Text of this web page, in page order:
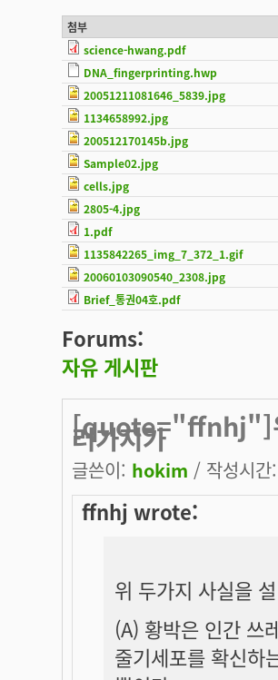
첨부
science-hwang.pdf
DNA_fingerprinting.hwp
20051211081646_5839.jpg
1134658992.jpg
200512170145b.jpg
Sample02.jpg
cells.jpg
2805-4.jpg
1.pdf
1135842265_img_7_372_1.gif
20060103090540_2308.jpg
Brief_통권04호.pdf
Forums:
자유 게시판
[quote="ffnhj"]위
러가지가
글쓴이: hokim / 작성시
ffnhj wrote:
위 두가지 사실을
(A) 황박은 인간 쓰
줄기세포를 확신하